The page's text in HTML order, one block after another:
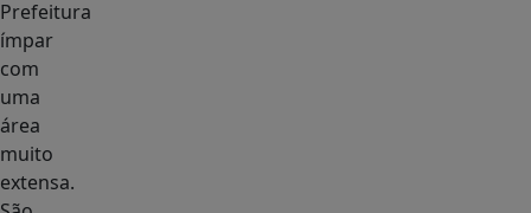
Prefeitura
ímpar
com
uma
área
muito
extensa.